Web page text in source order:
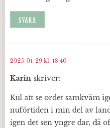
SVARA
Karin skriver:
2025-01-29 kl. 18:40
Kul att se ordet samkväm
nuförtiden i min del av
igen det sen yngre dar, då